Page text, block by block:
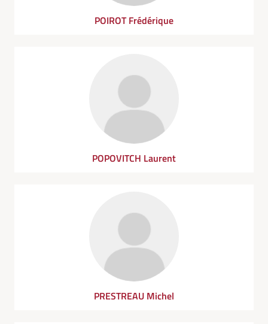
POIROT Frédérique
POPOVITCH Laurent
PRESTREAU Michel